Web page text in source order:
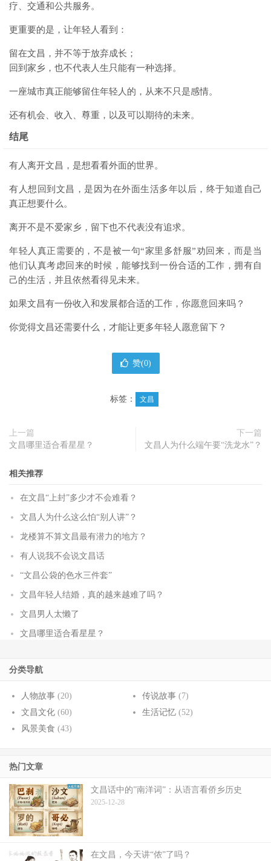
疗、交通和公共服务。
更重要的是，让年轻人看到：
留在文昌，并不等于放弃成长；
回到家乡，也不代表人生只能有一种选择。
一座城市真正能够留住年轻人的，从来不只是感情。
还有机会、收入、尊重，以及可以期待的未来。
结尾
有人离开文昌，是想看看外面的世界。
有人想回到文昌，是因为在外面生活多年以后，终于知道自己
真正想要什么。
离开不是不爱家乡，留下也不代表没有追求。
年轻人真正需要的，不是被一句“家里多舒服”劝回来，而是当
他们认真考虑回来的时候，能够找到一份合适的工作，拥有自
己的生活，并且依然看得见未来。
如果文昌有一份收入和发展都合适的工作，你愿意回来吗？
你觉得文昌还需要什么，才能让更多年轻人愿意留下？
赞(0)
标签： 文昌
上一篇
文昌哪里适合看星星？
下一篇
文昌人为什么端午要“洗龙水”？
相关推荐
在文昌“上封”多少才不会难看？
文昌人为什么这么怕“别人讲”？
龙楼算不算文昌最有潜力的地方？
有人说我不会说文昌话
“文昌公袋的色水三件套”
文昌年轻人结婚，真的越来越难了吗？
文昌男人太懒了
文昌哪里适合看星星？
分类导航
人物故事 (20) 传说故事(7)
文昌文化 (60) 生活记忆(52)
风景美食 (43)
热门文章
文昌话中的”南洋词”：从语言看侨乡历史
2025-12-28
在文昌，今天讲“侬”了吗？